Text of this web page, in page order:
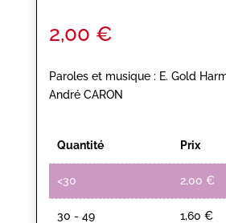
2,00 €
Paroles et musique : E. Gold
André CARON
Quantité Prix
<30 2,00 €
30 - 49 1,60 €